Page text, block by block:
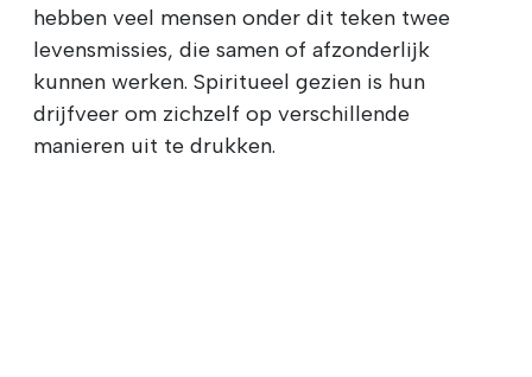
hebben veel mensen onder dit teken twee
levensmissies, die samen of afzonderlijk
kunnen werken. Spiritueel gezien is hun
drijfveer om zichzelf op verschillende
manieren uit te drukken.